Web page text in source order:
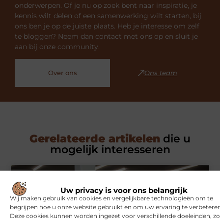
Uw privacy is voor ons belangrijk
Wij maken gebruik van cookies en vergelijkbare technologieën om te
begrijpen hoe u onze website gebruikt en om uw ervaring te
Deze cookies kunnen worden ingezet voor verschillende doeleinden,
onderwerpen. Of je nu op zoek bent naar inspiratie, je
kennis wilt delen of een samenwerking wilt starten, bij
ons ben je op de juiste plaats. Heb je interesse om zelf
te bloggen? Neem dan contact met ons op en sluit je
aan bij onze community.
Over ons Ons team
Gerelateerde artikelen die u
mogelijk interesseren